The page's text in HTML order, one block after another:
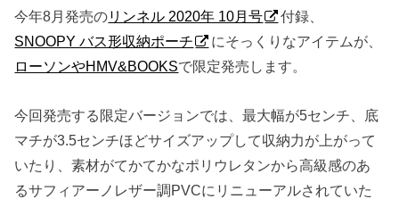
今年8月発売のリンネル 2020年 10月号
付録、
SNOOPY バス形収納ポーチ
にそっくりなアイテムが、
ローソンやHMV&BOOKSで限定発売します。
今回発売する限定バージョンでは、最大幅が5センチ、底
マチが3.5センチほどサイズアップして収納力が上がって
いたり、素材がてかてかなポリウレタンから高級感のあ
るサフィアーノレザー調PVCにリニューアルされていた